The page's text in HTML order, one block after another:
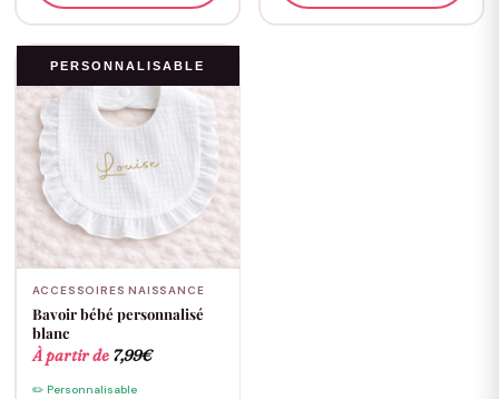
PERSONNALISABLE
ACCESSOIRES NAISSANCE
Bavoir bébé personnalisé
blanc
À partir de 7,99€
✏️ Personnalisable